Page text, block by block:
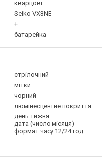
кварцові
Seiko VX3NE
+
батарейка
стрілочний
мітки
чорний
люмінесцентне покриття
день тижня
дата (число місяця)
формат часу 12/24 год